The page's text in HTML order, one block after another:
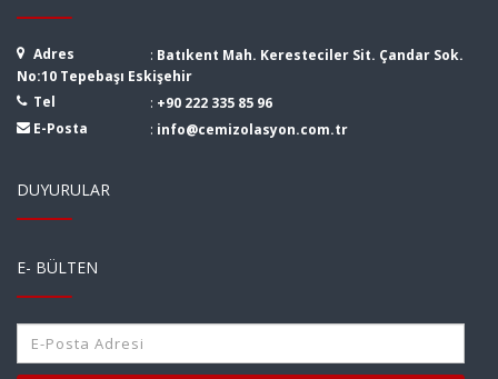
Adres : Batıkent Mah. Keresteciler Sit. Çandar Sok.
No:10 Tepebaşı Eskişehir
Tel
: +90 222 335 85 96
E-Posta
: info@cemizolasyon.com.tr
DUYURULAR
E- BÜLTEN